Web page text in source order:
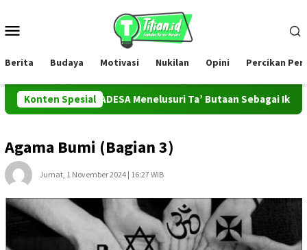
konten
Berita Budaya Motivasi Nukilan Opini Percikan
Konten Spesial
Tim PROMAHADESA Menelusuri Ta’ Butaan Sebagai Ikon
Agama Bumi (Bagian 3)
Jumat, 1 November 2024 | 16:27 WIB